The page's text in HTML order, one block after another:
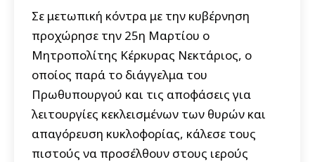
Σε μετωπική κόντρα με την κυβέρνηση
προχώρησε την 25η Μαρτίου ο
Μητροπολίτης Κέρκυρας Νεκτάριος, ο
οποίος παρά το διάγγελμα του
Πρωθυπουργού και τις αποφάσεις για
λειτουργίες κεκλεισμένων των θυρών και
απαγόρευση κυκλοφορίας, κάλεσε τους
πιστούς να προσέλθουν στους ιερούς